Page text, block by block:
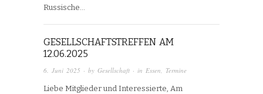
Russische…
GESELLSCHAFTSTREFFEN AM
12.06.2025
6. Juni 2025 · by Gesellschaft · in Essen, Termine
Liebe Mitglieder und Interessierte, Am